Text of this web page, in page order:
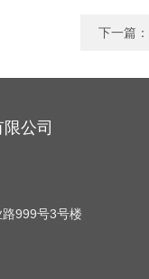
下一篇：
公司
999号3号楼